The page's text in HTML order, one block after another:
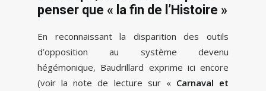
penser que « la fin de l’Histoire »
En reconnaissant la disparition des outils
d’opposition au système devenu
hégémonique, Baudrillard exprime ici encore
(voir la note de lecture sur « Carnaval et